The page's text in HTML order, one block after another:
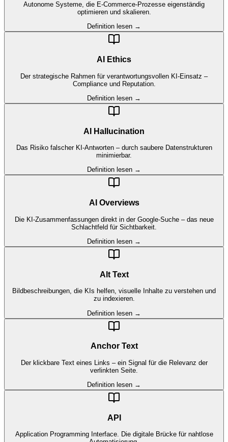
Autonome Systeme, die E-Commerce-Prozesse eigenständig
optimieren und skalieren.
Definition lesen →
AI Ethics
Der strategische Rahmen für verantwortungsvollen KI-Einsatz –
Compliance und Reputation.
Definition lesen →
AI Hallucination
Das Risiko falscher KI-Antworten – durch saubere Datenstrukturen
minimierbar.
Definition lesen →
AI Overviews
Die KI-Zusammenfassungen direkt in der Google-Suche – das neue
Schlachtfeld für Sichtbarkeit.
Definition lesen →
Alt Text
Bildbeschreibungen, die KIs helfen, visuelle Inhalte zu verstehen und
zu indexieren.
Definition lesen →
Anchor Text
Der klickbare Text eines Links – ein Signal für die Relevanz der
verlinkten Seite.
Definition lesen →
API
Application Programming Interface. Die digitale Brücke für nahtlose